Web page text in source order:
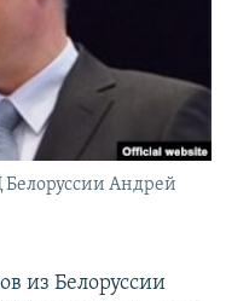
Андрей
из Белоруссии